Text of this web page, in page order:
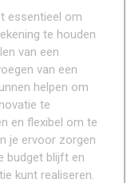
essentieel om
te houden
van een
van een
helpen om
te
en flexibel om te
je ervoor zorgen
budget blijft en
kunt realiseren.